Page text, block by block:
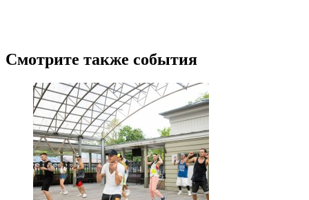
Смотрите также события